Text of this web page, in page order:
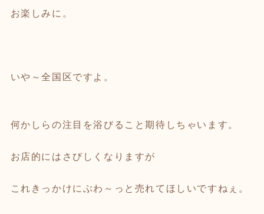
お楽しみに。
いや～全国区ですよ。
何かしらの注目を浴びること期待しちゃいます。
お店的にはさびしくなりますが
これきっかけにぶわ～っと売れてほしいですねぇ。